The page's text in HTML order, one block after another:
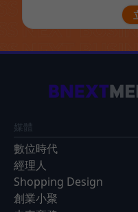
媒體
數位時代
經理人
Shopping Design
創業小聚